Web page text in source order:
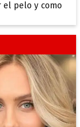
el pelo y como